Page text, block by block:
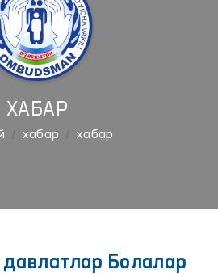
ХАБАР
хабар хабар
Болалар